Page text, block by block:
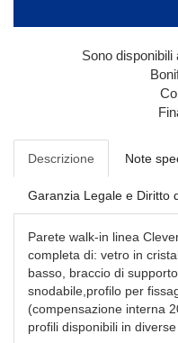
Sono
Descrizione Note
Garanzia Legale e Diritto
Parete walk-in linea
completa di: vetro in
basso, braccio di
snodabile,profilo per
(compensazione interna
profili disponibili in